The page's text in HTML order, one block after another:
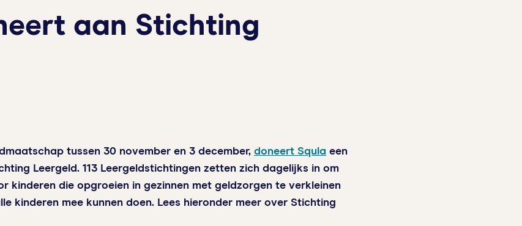
aan Stichting
tussen 30 november en 3 december, doneert Squla een
Leergeld. 113 Leergeldstichtingen zetten zich dagelijks in om
kinderen die opgroeien in gezinnen met geldzorgen te verkleinen
kinderen mee kunnen doen. Lees hieronder meer over Stichting